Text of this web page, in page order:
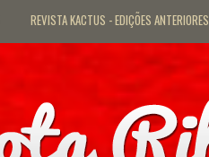
REVISTA KACTUS - EDIÇÕES ANTERIORES